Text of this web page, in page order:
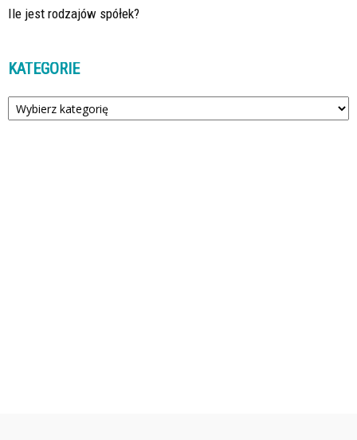
Ile jest rodzajów spółek?
KATEGORIE
Kategorie